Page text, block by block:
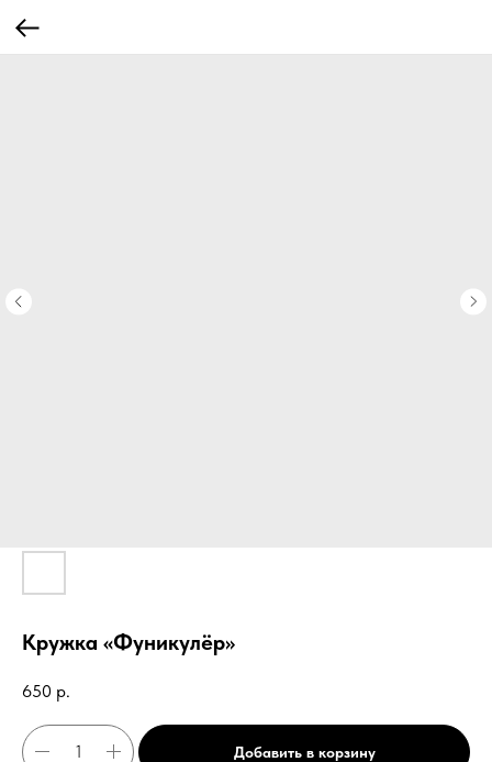
Кружка «Фуникулёр»
650 р.
Добавить в корзину